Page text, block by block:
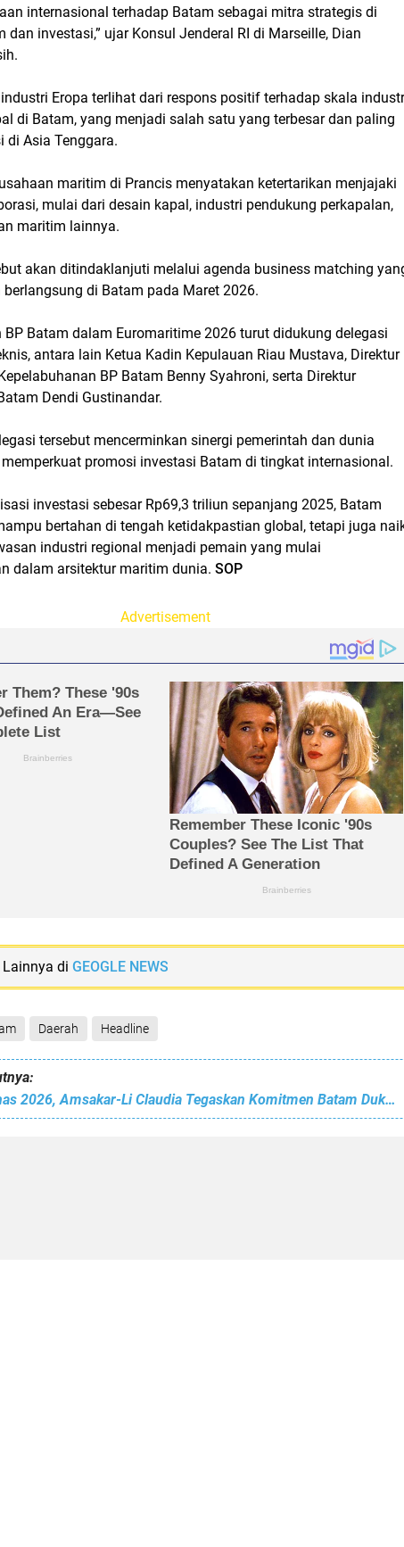
internasional terhadap Batam sebagai mitra strategis di
dan investasi,” ujar Konsul Jenderal RI di Marseille, Dian
Eropa terlihat dari respons positif terhadap skala
di Batam, yang menjadi salah satu yang terbesar dan paling
di Asia Tenggara.
maritim di Prancis menyatakan ketertarikan menjajaki
mulai dari desain kapal, industri pendukung perkapalan,
maritim lainnya.
akan ditindaklanjuti melalui agenda business matching
di Batam pada Maret 2026.
BP Batam dalam Euromaritime 2026 turut didukung delegasi
antara lain Ketua Kadin Kepulauan Riau Mustava, Direktur
BP Batam Benny Syahroni, serta Direktur
Dendi Gustinandar.
tersebut mencerminkan sinergi pemerintah dan dunia
promosi investasi Batam di tingkat internasional.
investasi sebesar Rp69,3 triliun sepanjang 2025, Batam
bertahan di tengah ketidakpastian global, tetapi juga
industri regional menjadi pemain yang mulai
dalam arsitektur maritim dunia. SOP
Advertisement
di GEOGLE NEWS
Daerah Headline
Dari Rakornas 2026, Amsakar-Li Claudia Tegaskan Komitmen Batam Dukung Program Presiden Prabowo